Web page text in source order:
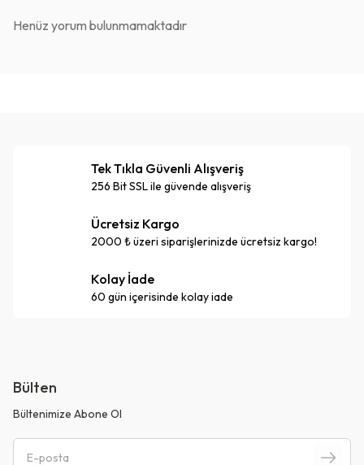
Henüz yorum bulunmamaktadır
Tek Tıkla Güvenli Alışveriş
256 Bit SSL ile güvende alışveriş
Ücretsiz Kargo
2000 ₺ üzeri siparişlerinizde ücretsiz kargo!
Kolay İade
60 gün içerisinde kolay iade
Bülten
Bültenimize Abone Ol